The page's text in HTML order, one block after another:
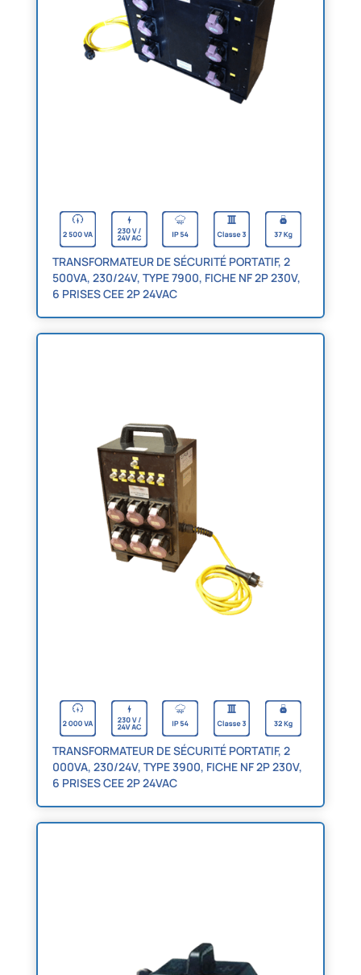
TRANSFORMATEUR DE SÉCURITÉ PORTATIF, 2
500VA, 230/24V, TYPE 7900, FICHE NF 2P 230V,
6 PRISES CEE 2P 24VAC
TRANSFORMATEUR DE SÉCURITÉ PORTATIF, 2
000VA, 230/24V, TYPE 3900, FICHE NF 2P 230V,
6 PRISES CEE 2P 24VAC